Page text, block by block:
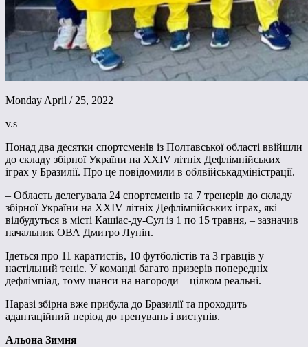
Monday April / 25, 2022
v.s
Понад два десятки спортсменів із Полтавської області ввійшли
до складу збірної України на XXIV літніх Дефлімпійських
іграх у Бразилії. Про це повідомили в облвійськадміністрації.
– Область делегувала 24 спортсменів та 7 тренерів до складу
збірної України на XXIV літніх Дефлімпійських іграх, які
відбудуться в місті Кашіас-ду-Сул із 1 по 15 травня, – зазначив
начальник ОВА Дмитро Лунін.
Ідеться про 11 каратистів, 10 футболістів та 3 гравців у
настільний теніс. У команді багато призерів попередніх
дефлімпіад, тому шанси на нагороди – цілком реальні.
Наразі збірна вже прибула до Бразилії та проходить
адаптаційний період до тренувань і виступів.
Альона Зимня